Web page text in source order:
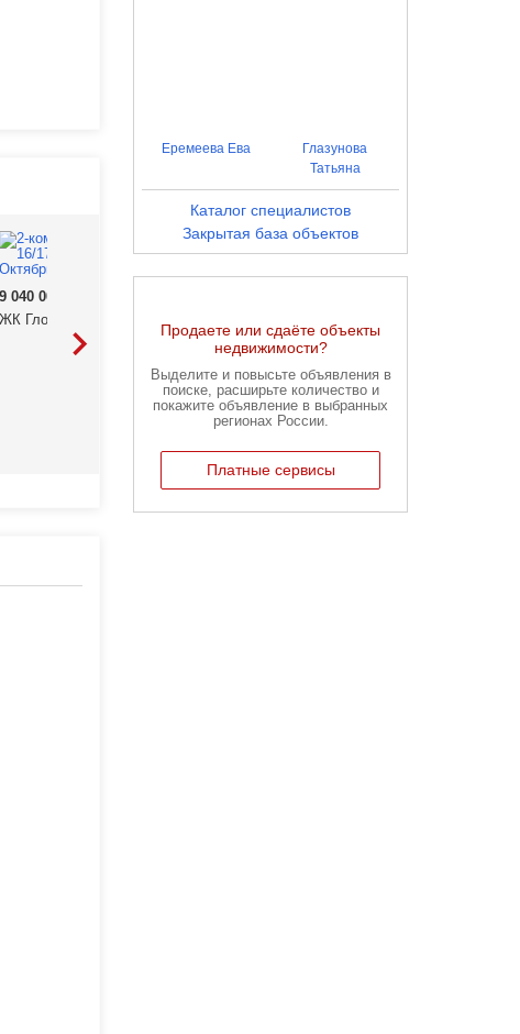
9 040 000
ЖК Глоракс Октябрьский
Еремеева Ева
Глазунова
Татьяна
Каталог специалистов
Закрытая база объектов
Продаете или сдаёте объекты
недвижимости?
Выделите и повысьте объявления в
поиске, расширьте количество и
покажите объявление в выбранных
регионах России.
Платные сервисы